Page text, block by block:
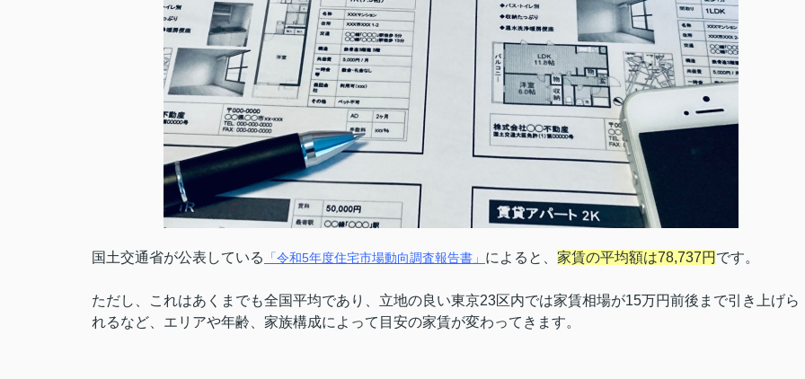
国土交通省が公表している 「令和5年度住宅市場動向調査報告書」 によると、 家賃の平均額は78,737円 です。
ただし、これはあくまでも全国平均であり、立地の良い東京23区内では家賃相場が15万円前後まで引き上げら
れるなど、エリアや年齢、家族構成によって目安の家賃が変わってきます。